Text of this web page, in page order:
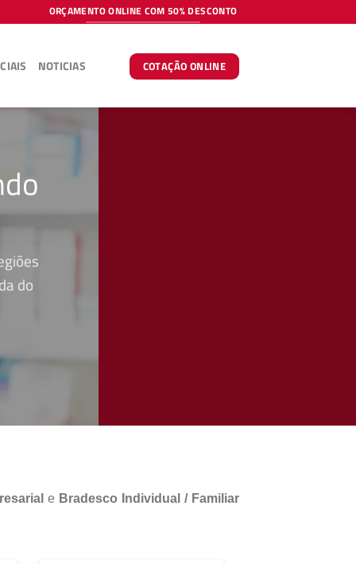
ORÇAMENTO ONLINE COM 50% DESCONTO
NOTICIAS COTAÇÃO ONLINE
do
e Bradesco Individual / Familiar